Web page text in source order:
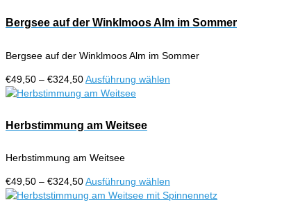
€324,50
mehrere
Varianten
Die
können
Bergsee auf der Winklmoos Alm im Sommer
Bergsee auf der Winklmoos Alm im Sommer
€49,50 – €324,50Preisspanne:
€49,50
€324,50
Ausführung wählen
können
auf
Herbstimmung am Weitsee
Herbstimmung am Weitsee
€49,50 – €324,50Preisspanne:
€49,50
Ausführung wählen
Produkt